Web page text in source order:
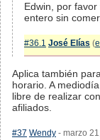
Edwin, por
entero sin
#36.1 José Elías (
Aplica también
horario. A
libre de realizar
afiliados.
#37 Wendy - marzo